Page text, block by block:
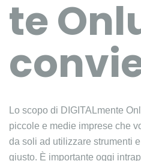
te
Lo scopo di DIGITALmente
piccole e medie imprese che
da soli ad utilizzare strumenti
giusto. È importante oggi